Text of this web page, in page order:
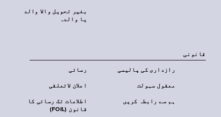
بغیر تحویل والا والد
یا والدہ
قانونی
رسائی رازداری کی پالیسی
اعلان لاتعلقی معقول سہولت
اطلاعات تک رسائی کا
قانون (FOIL)
ہم سے رابطہ کریں